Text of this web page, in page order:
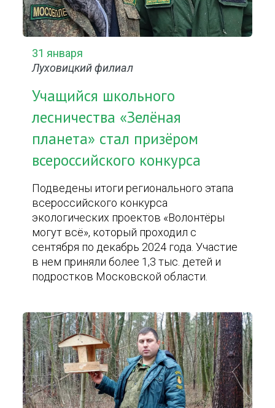
31 января
Луховицкий филиал
Учащийся школьного
лесничества «Зелёная
планета» стал призёром
всероссийского конкурса
Подведены итоги регионального этапа
всероссийского конкурса
экологических проектов «Волонтёры
могут всё», который проходил с
сентября по декабрь 2024 года. Участие
в нем приняли более 1,3 тыс. детей и
подростков Московской области.